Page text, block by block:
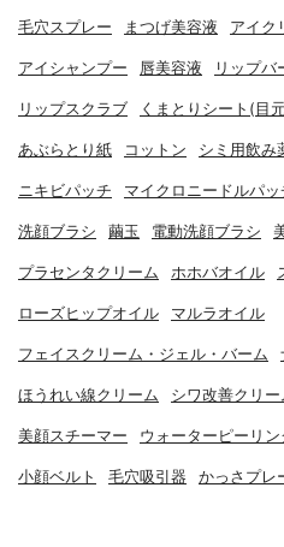
毛穴スプレー まつげ美容液 アイク
アイシャンプー 唇美容液 リップバ
リップスクラブ くまとりシート(目
あぶらとり紙 コットン シミ用飲み
ニキビパッチ マイクロニードルパッ
洗顔ブラシ 繭玉 電動洗顔ブラシ
プラセンタクリーム ホホバオイル
ローズヒップオイル マルラオイル
フェイスクリーム・ジェル・バーム
ほうれい線クリーム シワ改善クリー
美顔スチーマー ウォーターピーリン
小顔ベルト 毛穴吸引器 かっさプレ